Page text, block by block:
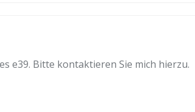
e39. Bitte kontaktieren Sie mich hierzu.